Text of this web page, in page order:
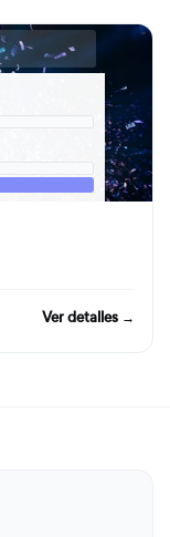
Ver detalles →